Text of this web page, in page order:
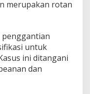
merupakan rotan
untuk
ini ditangani
dan